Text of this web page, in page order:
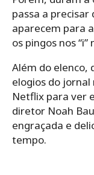
passa a precisar
aparecem para
os pingos nos
Além do elenco,
elogios do
Netflix para ver
diretor Noah
engraçada e
tempo.